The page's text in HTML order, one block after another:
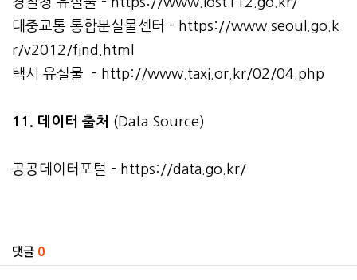
대중교통 통합분실물센터 - https://www.seoul.go.k
r/v2012/find.html
택시 유실물 - http://www.taxi.or.kr/02/04.php
11. 데이터 출처 (Data Source)
공공데이터포털 - https://data.go.kr/
댓글 0